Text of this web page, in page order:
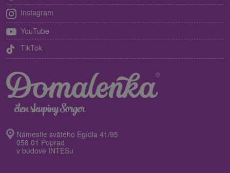
Instagram
YouTube
TikTok
Námestie svätého Egídia 41/95
058 01 Poprad
v budove INTESu